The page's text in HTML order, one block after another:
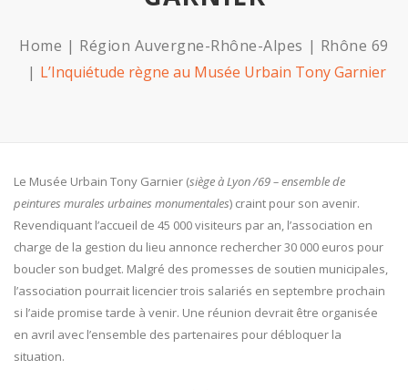
Home Région Auvergne-Rhône-Alpes
Rhône 69
L’Inquiétude règne au Musée Urbain Tony Garnier
Le Musée Urbain Tony Garnier (siège à Lyon /69 – ensemble de
peintures murales urbaines monumentales) craint pour son avenir.
Revendiquant l’accueil de 45 000 visiteurs par an, l’association en
charge de la gestion du lieu annonce rechercher 30 000 euros pour
boucler son budget. Malgré des promesses de soutien municipales,
l’association pourrait licencier trois salariés en septembre prochain
si l’aide promise tarde à venir. Une réunion devrait être organisée
en avril avec l’ensemble des partenaires pour débloquer la
situation.